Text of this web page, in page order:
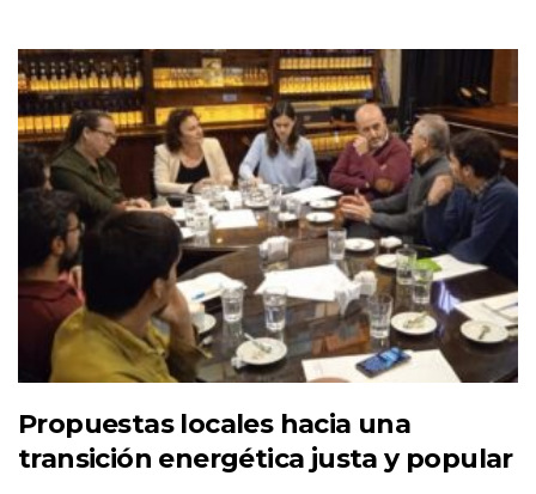
Propuestas locales hacia una
transición energética justa y popular